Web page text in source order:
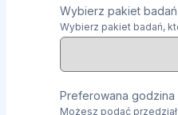
Wybierz pakiet
Wybierz pakiet badań,
Preferowana
Możesz podać